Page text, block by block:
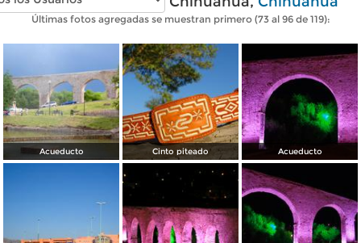
Últimas fotos agregadas se muestran primero (73 al 96 de 119):
Acueducto Cinto piteado Acueducto